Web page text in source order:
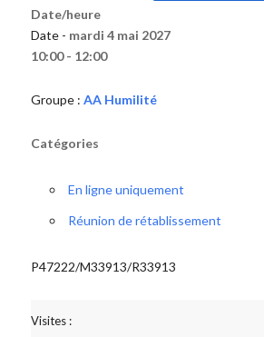
Date/heure
Date - mardi 4 mai 2027
10:00 - 12:00
Groupe : AA Humilité
Catégories
En ligne uniquement
Réunion de rétablissement
P47222/M33913/R33913
Visites :